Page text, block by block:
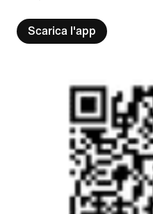
Scarica l'app